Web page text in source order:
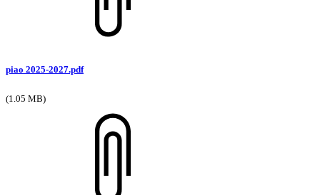
piao 2025-2027.pdf
(1.05 MB)